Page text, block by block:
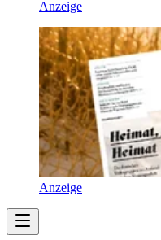
Anzeige
Anzeige